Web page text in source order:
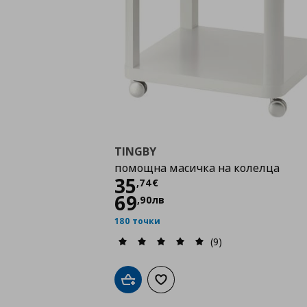
TINGBY
помощна масичка на колелца
35,74€
Цена
69,90лв
180 точки
(9)
Добави в кошницата
Добави към списъка с любими